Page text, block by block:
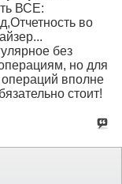
ВСЕ:
во
без
но для
вполне
стоит!